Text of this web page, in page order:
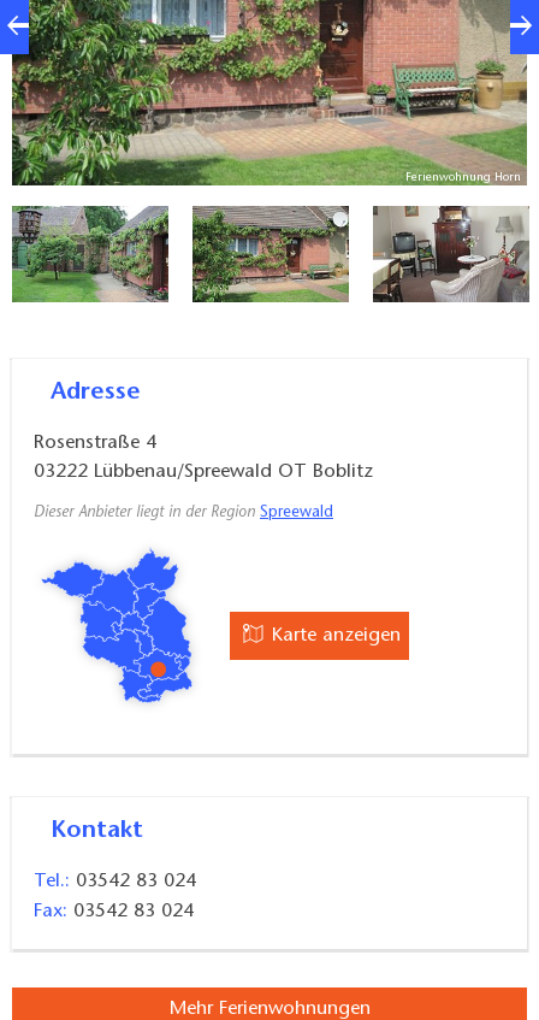
Ferienwohnung Horn
Adresse
Rosenstraße 4
03222 Lübbenau/Spreewald OT Boblitz
Dieser Anbieter liegt in der Region Spreewald
Karte anzeigen
Kontakt
Tel.: 03542 83 024
Fax: 03542 83 024
Mehr Ferienwohnungen